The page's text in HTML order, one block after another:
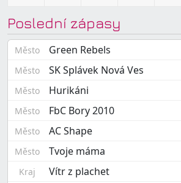
Poslední zápasy
Město Green Rebels
Město SK Splávek Nová Ves
Město Hurikáni
Město FbC Bory 2010
Město AC Shape
Město Tvoje máma
Kraj Vítr z plachet